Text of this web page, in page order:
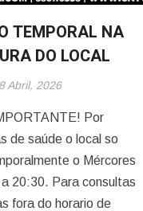
TEMPORAL NA
DO LOCAL
Abril, 2026
Por
de saúde o local so
o Mércores
20:30. Para consultas
fora do horario de